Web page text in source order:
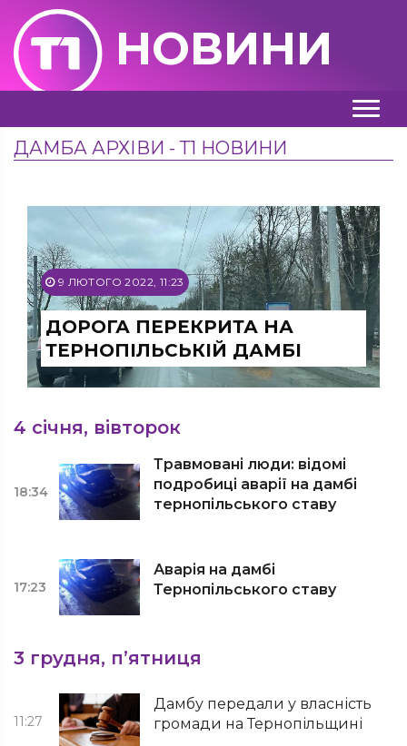
НОВИНИ
ДАМБА АРХІВИ - Т1 НОВИНИ
9 ЛЮТОГО 2022, 11:23
ДОРОГА ПЕРЕКРИТА НА
ТЕРНОПІЛЬСЬКІЙ ДАМБІ
4 січня, вівторок
18:34
Травмовані люди: відомі
подробиці аварії на дамбі
тернопільського ставу
17:23
Аварія на дамбі
Тернопільського ставу
3 грудня, п’ятниця
11:27
Дамбу передали у власність
громади на Тернопільщині